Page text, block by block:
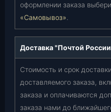
оформлении заказа
«Самовывоз».
Доставка "Почтой
Стоимость и срок
доставляемого заказа,
заказа и оплачиваются
заказа нами до